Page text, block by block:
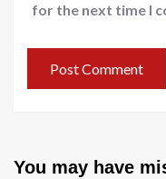
for the next time I
You may have